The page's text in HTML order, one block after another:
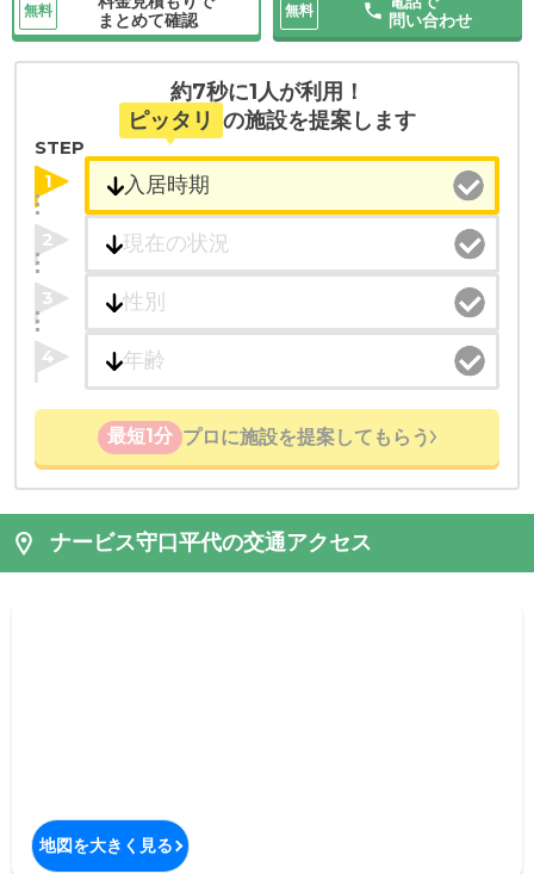
無料
まとめて確認
無料
問い合わせ
約7秒に1人が利用！
ピッタリ の施設を提案します
STEP
1
2
3
4
最短1分 プロに施設を提案してもらう
ナービス守口平代の交通アクセス
地図を大きく見る